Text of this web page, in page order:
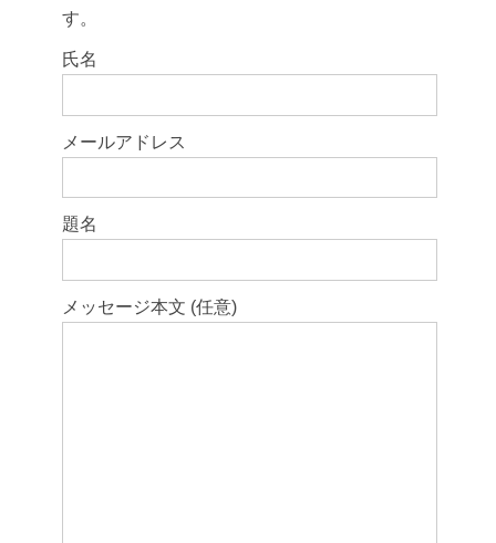
す。
このフィールドは空のままにしてください。
氏名
メールアドレス
題名
メッセージ本文 (任意)